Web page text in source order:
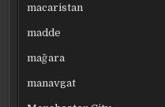
macaristan
madde
mağara
manavgat